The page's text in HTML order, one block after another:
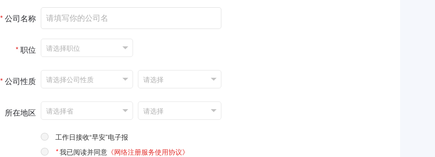
*公司名称
*职位
*公司性质
所在地区
工作日接收“早安”电子报
*我已阅读并同意 《网络注册服务使用协议》